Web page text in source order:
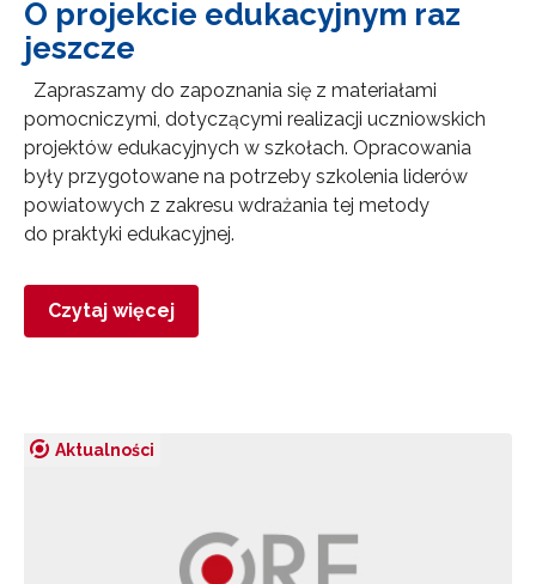
O projekcie edukacyjnym raz
jeszcze
Zapraszamy do zapoznania się z materiałami
pomocniczymi, dotyczącymi realizacji uczniowskich
projektów edukacyjnych w szkołach. Opracowania
były przygotowane na potrzeby szkolenia liderów
powiatowych z zakresu wdrażania tej metody
do praktyki edukacyjnej.
Czytaj więcej
Aktualności